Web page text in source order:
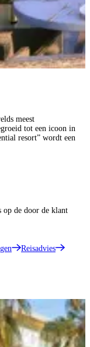
meest
tot een icoon in
resort” wordt een
op de door de klant
Reisadvies